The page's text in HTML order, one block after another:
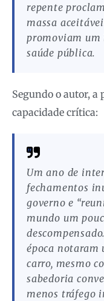
repente
massa
promoviam um
saúde pública.
Segundo o autor, a
capacidade crítica:
Um ano de
fechamentos
governo e
mundo um
época notaram
carro, mesmo
sabedoria
menos tráfego